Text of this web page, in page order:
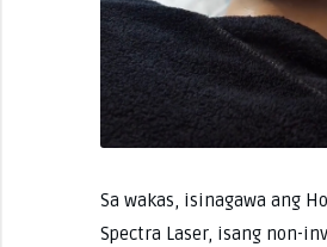
Sa wakas, isinagawa ang
Spectra Laser, isang non-